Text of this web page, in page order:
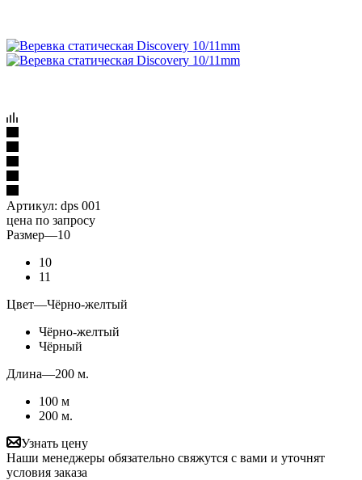
Артикул: dps 001
цена по запросу
Размер—10
10
11
Цвет—Чёрно-желтый
Чёрно-желтый
Чёрный
Длина—200 м.
100 м
200 м.
Узнать цену
Наши менеджеры обязательно свяжутся с вами и уточнят
условия заказа